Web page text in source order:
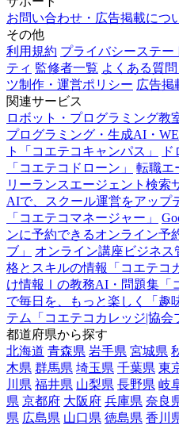
お問い合わせ・広告掲載につ
その他
利用規約 プライバシーステー
ティ 監修者一覧 よくある質
ツ制作・運営ポリシー 広告掲
関連サービス
ロボット・プログラミング教
プログラミング・生成AI・
ト「コエテコキャンパス」
「コエテコドローン」
転職エ
リーランスエージェント検索
AIで、スクール運営をアップ
「コエテコマネージャー」
ンに予約できるオンライン予
ブ」
オンライン講座ビジネス
格とスキルの情報「コエテコ
け情報Ⅰの教務AI・問題集「
で毎日を、もっと楽しく「趣
テム「コエテコカレッジ|協会
都道府県から探す
北海道 青森県 岩手県 宮城県
木県 群馬県 埼玉県 千葉県 東
川県 福井県 山梨県 長野県 岐
県 京都府 大阪府 兵庫県 奈良
県 広島県 山口県 徳島県 香川